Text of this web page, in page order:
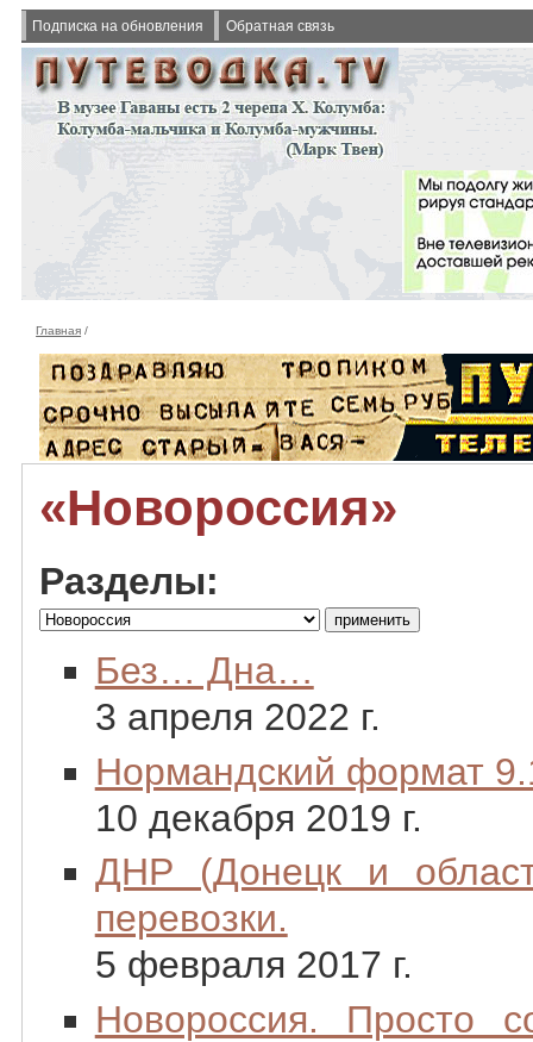
Подписка на обновления Обратная связь
Главная /
«Новороссия»
Разделы:
Без… Дна…
3 апреля 2022 г.
Нормандский формат
10 декабря 2019 г.
ДНР (Донецк и
перевозки.
5 февраля 2017 г.
Новороссия. Просто